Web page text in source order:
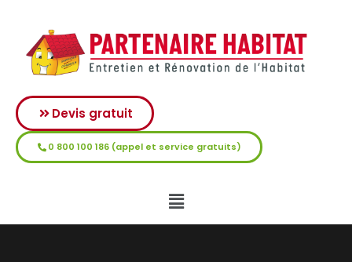
Devis gratuit
0 800 100 186 (appel et service gratuits)